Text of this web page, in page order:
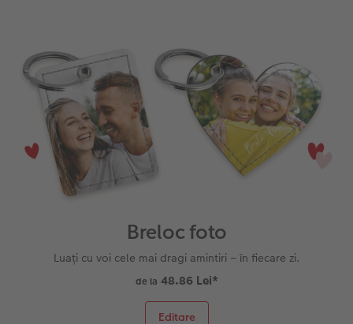
Breloc foto
Luați cu voi cele mai dragi amintiri – în fiecare zi.
de la 48.86 Lei*
Editare